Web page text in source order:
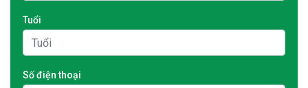
Tuổi
Số điện thoại